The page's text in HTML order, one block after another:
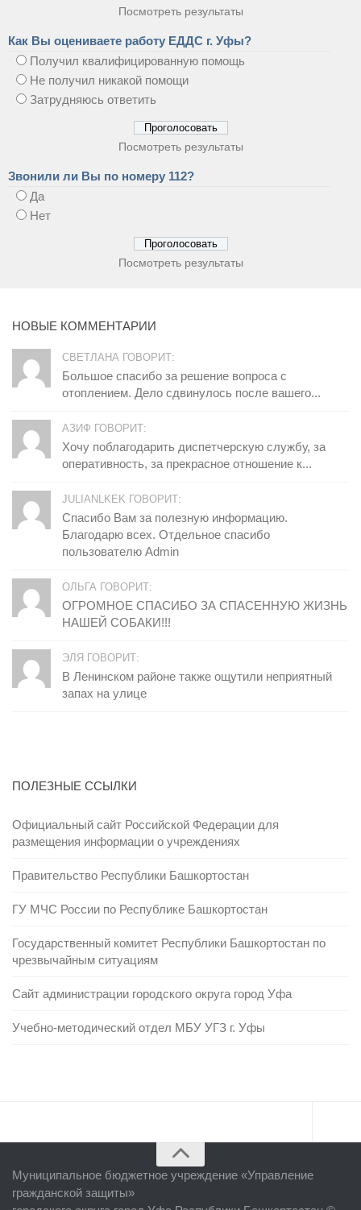
Посмотреть результаты
Как Вы оцениваете работу ЕДДС г. Уфы?
Получил квалифицированную помощь
Не получил никакой помощи
Затрудняюсь ответить
Посмотреть результаты
Звонили ли Вы по номеру 112?
Да
Нет
Посмотреть результаты
НОВЫЕ КОММЕНТАРИИ
СВЕТЛАНА ГОВОРИТ:
Большое спасибо за решение вопроса с
отоплением. Дело сдвинулось после вашего...
АЗИФ ГОВОРИТ:
Хочу поблагодарить диспетчерскую службу, за
оперативность, за прекрасное отношение к...
JULIANLKEK ГОВОРИТ:
Спасибо Вам за полезную информацию.
Благодарю всех. Отдельное спасибо
пользователю Admin
ОЛЬГА ГОВОРИТ:
ОГРОМНОЕ СПАСИБО ЗА СПАСЕННУЮ ЖИЗНЬ
НАШЕЙ СОБАКИ!!!
ЭЛЯ ГОВОРИТ:
В Ленинском районе также ощутили неприятный
запах на улице
ПОЛЕЗНЫЕ ССЫЛКИ
Официальный сайт Российской Федерации для
размещения информации о учреждениях
Правительство Республики Башкортостан
ГУ МЧС России по Республике Башкортостан
Государственный комитет Республики Башкортостан по
чрезвычайным ситуациям
Сайт администрации городского округа город Уфа
Учебно-методический отдел МБУ УГЗ г. Уфы
Об учреждении
Муниципальное бюджетное учреждение «Управление
гражданской защиты»